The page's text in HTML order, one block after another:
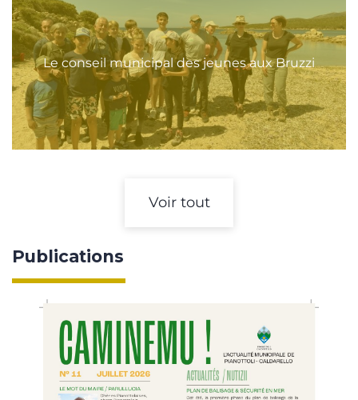
Le conseil municipal des jeunes aux Bruzzi
Voir tout
Publications